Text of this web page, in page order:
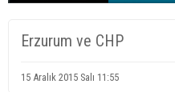
Erzurum ve CHP
15 Aralık 2015 Salı 11:55